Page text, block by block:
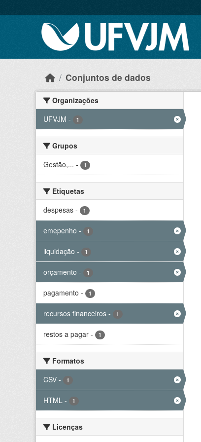
Conjuntos de dados
Organizações
UFVJM - 1
Grupos
Gestão,... - 1
Etiquetas
despesas - 1
emepenho - 1
liquidação - 1
orçamento - 1
pagamento - 1
recursos financeiros - 1
restos a pagar - 1
Formatos
CSV - 1
HTML - 1
Licenças